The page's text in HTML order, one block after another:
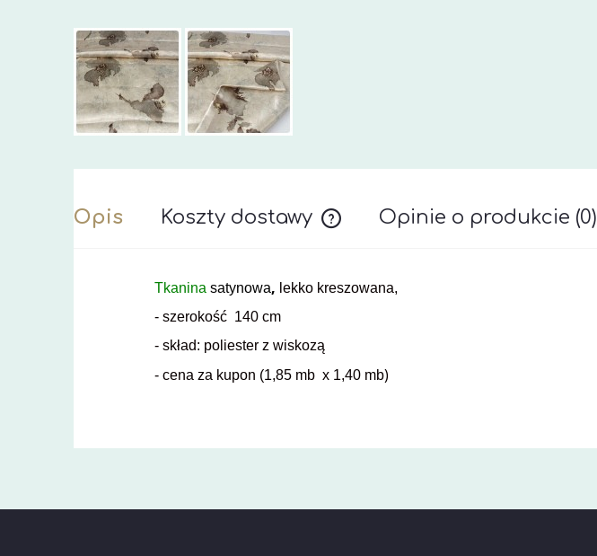
Opis Koszty dostawy Opinie o produkcie (0)
Tkanina satynowa, lekko kreszowana,
- szerokość 140 cm
- skład: poliester z wiskozą
- cena za kupon (1,85 mb x 1,40 mb)